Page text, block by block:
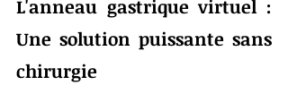
L'anneau gastrique virtuel :
Une solution puissante sans
chirurgie